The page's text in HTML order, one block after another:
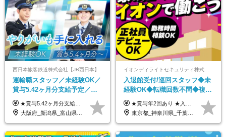
西日本旅客鉄道株式会社【JR西日本】
運輸職スタッフ／未経験OK／
賞与5.42ヶ月分支給予定／残
業月11h程／年休119日+有給
平均18.7日
★賞与5.42ヶ月分支給予定あり！ （大卒以上）月給24万1,692円～39万5,780円＋各種手当＋賞与2回 （高卒以上）月給22万2,662円～39万5,780円＋各種手当＋賞与2回 ※上記は2025年度新卒支払額（京阪神地区）となります ※勤務地・学歴で異なり、ご経験・能力等をふまえた金額を加算します ※残業代は別途全額支給します ※当社規程に基づき決定します ※試用期間あり（3ヶ月／待遇に変更はありません） ※基本給以外の諸手当として扶養・職務・時間外・通勤手当等を支給します ※京阪神地区以外の勤務地の場合 月給（大卒）23万0,706円～／月給（高卒）21万2,541円～となります
大阪府_新潟県_富山県_石川県_福井県_三重県_兵庫県_京都府_滋賀県_奈良県_和歌山県_広島県_岡山県_鳥取県_島根県_山口県_福岡県
入退館受付/巡回スタッフ◆未
経験OK◆転職回数不問◆複数
勤務地で募集中◆ブランクあ
りOK◆室内業務がメイン
★賞与年2回あり ★入社祝い金3万円支給 ★出産祝い金や育児支援金などの手当も充実！ ≪給与モデル≫ 【東京】基本給27万2780円/月給＋時間外手当（25h） 【愛知】基本給25万4990円/月給＋時間外手当（25h） 【大阪】基本給25万4990円/月給＋時間外手当（25h） 【福岡】基本給23万7200円/月給＋時間外手当（25h） -------------- ▽各地の給与は下記をご確認ください！ ■北海道 月給20万円～ ■東北 月給20万円～ ■北関東 埼玉／月給22万5000円～ 茨城・群馬・新潟／月給20万円～ ■南関東 東京・神奈川／月給23万円～ 千葉／月給22万5000円～ 山梨／月給20万円～ ■中部 愛知／月給21万5000円～ 長野・岐阜・三重／月給20万円～ ■関西 大阪／月給21万5000円～ 京都・兵庫／月給21万円～ 滋賀・奈良／月給20万円～ ■中四国 岡山・山口・四国・広島／月給20万円～ ■九州 福岡・鹿児島・長崎／月給20万円～
東京都_神奈川県_千葉県_北海道_福島県_長野県_岐阜県_三重県_京都府_福岡県